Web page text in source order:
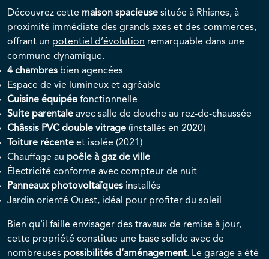
Découvrez cette maison spacieuse située à Rhisnes, à
proximité immédiate des grands axes et des commerces,
offrant un potentiel d’évolution remarquable dans une
commune dynamique.
4 chambres bien agencées
Espace de vie lumineux et agréable
Cuisine équipée fonctionnelle
Suite parentale avec salle de douche au rez-de-chaussée
Châssis PVC double vitrage (installés en 2020)
Toiture récente et isolée (2021)
Chauffage au poêle à gaz de ville
Électricité conforme avec compteur de nuit
Panneaux photovoltaïques installés
Jardin orienté Ouest, idéal pour profiter du soleil
Bien qu'il faille envisager des travaux de remise à jour,
cette propriété constitue une base solide avec de
nombreuses possibilités d’aménagement. Le garage a été